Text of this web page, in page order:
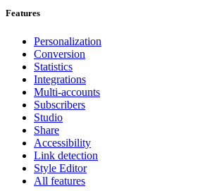
Features
Personalization
Conversion
Statistics
Integrations
Multi-accounts
Subscribers
Studio
Share
Accessibility
Link detection
Style Editor
All features